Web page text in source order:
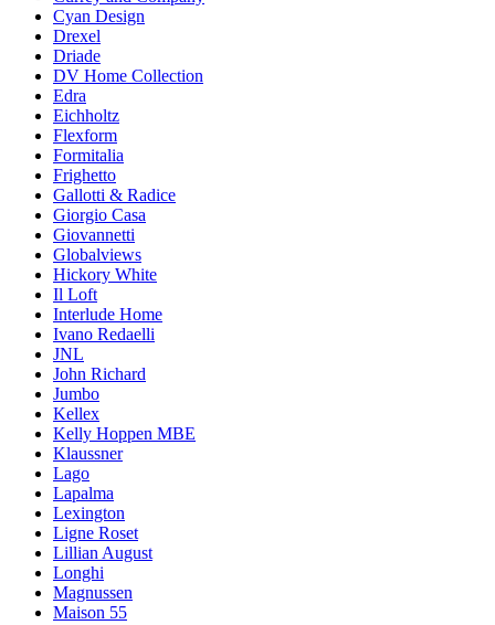
Cyan Design
Drexel
Driade
DV Home Collection
Edra
Eichholtz
Flexform
Formitalia
Frighetto
Gallotti & Radice
Giorgio Casa
Giovannetti
Globalviews
Hickory White
Il Loft
Interlude Home
Ivano Redaelli
JNL
John Richard
Jumbo
Kellex
Kelly Hoppen MBE
Klaussner
Lago
Lapalma
Lexington
Ligne Roset
Lillian August
Longhi
Magnussen
Maison 55